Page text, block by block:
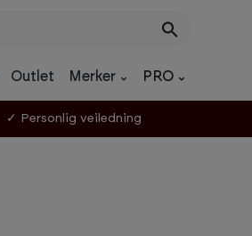
Outlet Merker PRO
✓ Personlig veiledning